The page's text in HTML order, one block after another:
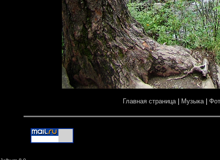
Главная страница| Музыка|